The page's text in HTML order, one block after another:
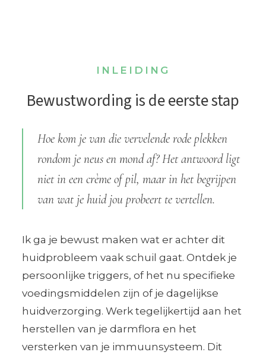
INLEIDING
Bewustwording is de eerste stap
Hoe kom je van die vervelende rode plekken
rondom je neus en mond af? Het antwoord ligt
niet in een crème of pil, maar in het begrijpen
van wat je huid jou probeert te vertellen.
Ik ga je bewust maken wat er achter dit
huidprobleem vaak schuil gaat. Ontdek je
persoonlijke triggers, of het nu specifieke
voedingsmiddelen zijn of je dagelijkse
huidverzorging. Werk tegelijkertijd aan het
herstellen van je darmflora en het
versterken van je immuunsysteem. Dit